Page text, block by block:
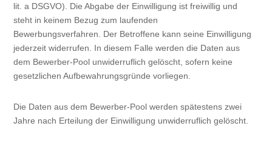
lit. a DSGVO). Die Abgabe der Einwilligung ist freiwillig und
steht in keinem Bezug zum laufenden
Bewerbungsverfahren. Der Betroffene kann seine Einwilligung
jederzeit widerrufen. In diesem Falle werden die Daten aus
dem Bewerber-Pool unwiderruflich gelöscht, sofern keine
gesetzlichen Aufbewahrungsgründe vorliegen.
Die Daten aus dem Bewerber-Pool werden spätestens zwei
Jahre nach Erteilung der Einwilligung unwiderruflich gelöscht.